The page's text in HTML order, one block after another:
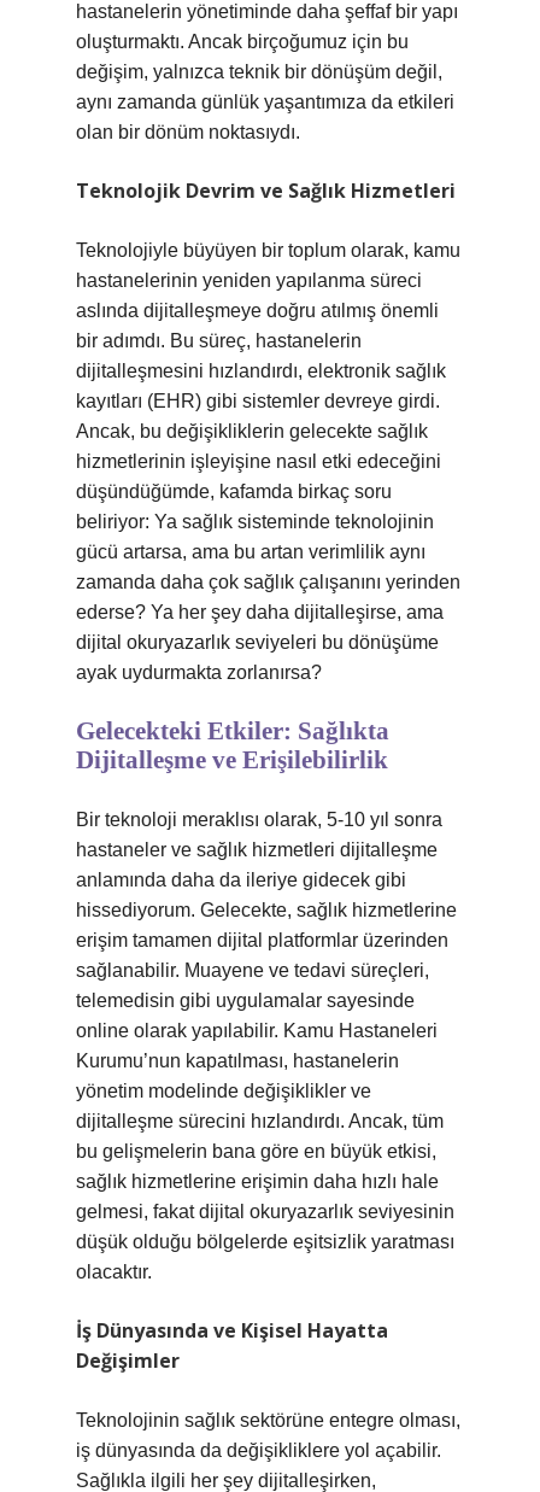
hastanelerin yönetiminde daha şeffaf bir yapı
oluşturmaktı. Ancak birçoğumuz için bu
değişim, yalnızca teknik bir dönüşüm değil,
aynı zamanda günlük yaşantımıza da etkileri
olan bir dönüm noktasıydı.
Teknolojik Devrim ve Sağlık Hizmetleri
Teknolojiyle büyüyen bir toplum olarak, kamu
hastanelerinin yeniden yapılanma süreci
aslında dijitalleşmeye doğru atılmış önemli
bir adımdı. Bu süreç, hastanelerin
dijitalleşmesini hızlandırdı, elektronik sağlık
kayıtları (EHR) gibi sistemler devreye girdi.
Ancak, bu değişikliklerin gelecekte sağlık
hizmetlerinin işleyişine nasıl etki edeceğini
düşündüğümde, kafamda birkaç soru
beliriyor: Ya sağlık sisteminde teknolojinin
gücü artarsa, ama bu artan verimlilik aynı
zamanda daha çok sağlık çalışanını yerinden
ederse? Ya her şey daha dijitalleşirse, ama
dijital okuryazarlık seviyeleri bu dönüşüme
ayak uydurmakta zorlanırsa?
Gelecekteki Etkiler: Sağlıkta
Dijitalleşme ve Erişilebilirlik
Bir teknoloji meraklısı olarak, 5-10 yıl sonra
hastaneler ve sağlık hizmetleri dijitalleşme
anlamında daha da ileriye gidecek gibi
hissediyorum. Gelecekte, sağlık hizmetlerine
erişim tamamen dijital platformlar üzerinden
sağlanabilir. Muayene ve tedavi süreçleri,
telemedisin gibi uygulamalar sayesinde
online olarak yapılabilir. Kamu Hastaneleri
Kurumu’nun kapatılması, hastanelerin
yönetim modelinde değişiklikler ve
dijitalleşme sürecini hızlandırdı. Ancak, tüm
bu gelişmelerin bana göre en büyük etkisi,
sağlık hizmetlerine erişimin daha hızlı hale
gelmesi, fakat dijital okuryazarlık seviyesinin
düşük olduğu bölgelerde eşitsizlik yaratması
olacaktır.
İş Dünyasında ve Kişisel Hayatta
Değişimler
Teknolojinin sağlık sektörüne entegre olması,
iş dünyasında da değişikliklere yol açabilir.
Sağlıkla ilgili her şey dijitalleşirken,